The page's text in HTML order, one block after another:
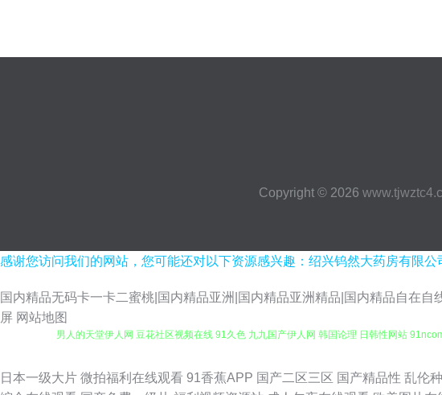
Copyright © 2026
感谢您访问我们的网站，您可能还对以下资源感兴趣：绍兴钨然大药房有限公
国内精品无码卡一卡二蜜桃|国内精品亚洲|国内精品亚洲精品|国内精品自在
屏 网站地图男人的天堂伊人网 豆花社区视频在线 91久色 九九国产伊人网 韩国论理 日韩性网站
日本一级大片 微拍福利在线观看 91香蕉APP 国产二区三区 国产精品性 乱伦